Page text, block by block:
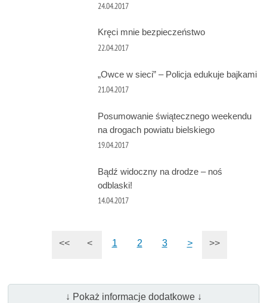
24.04.2017
Kręci mnie bezpieczeństwo
22.04.2017
„Owce w sieci” – Policja edukuje bajkami
21.04.2017
Posumowanie świątecznego weekendu
na drogach powiatu bielskiego
19.04.2017
Bądź widoczny na drodze – noś
odblaski!
14.04.2017
<< < 1 2 3 > >>
↓ Pokaż informacje dodatkowe ↓